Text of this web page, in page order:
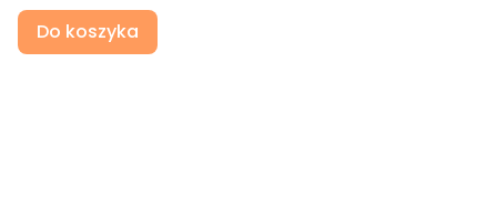
Do koszyka